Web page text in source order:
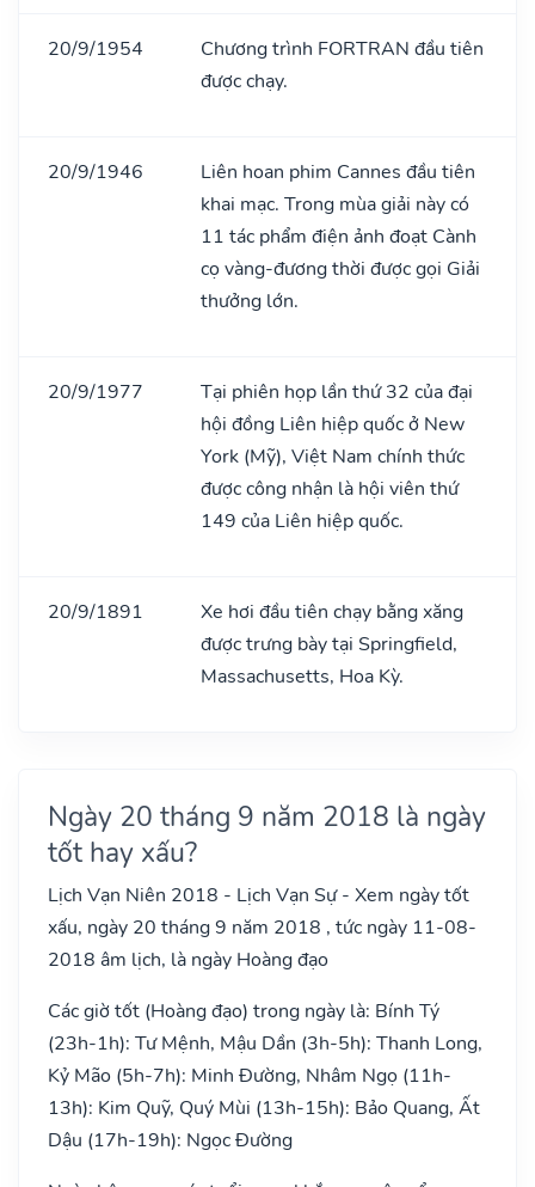
20/9/1954
Chương trình FORTRAN đầu tiên
được chạy.
20/9/1946
Liên hoan phim Cannes đầu tiên
khai mạc. Trong mùa giải này có
11 tác phẩm điện ảnh đoạt Cành
cọ vàng-đương thời được gọi Giải
thưởng lớn.
20/9/1977
Tại phiên họp lần thứ 32 của đại
hội đồng Liên hiệp quốc ở New
York (Mỹ), Việt Nam chính thức
được công nhận là hội viên thứ
149 của Liên hiệp quốc.
20/9/1891
Xe hơi đầu tiên chạy bằng xăng
được trưng bày tại Springfield,
Massachusetts, Hoa Kỳ.
Ngày 20 tháng 9 năm 2018 là ngày
tốt hay xấu?
Lịch Vạn Niên 2018 - Lịch Vạn Sự - Xem ngày tốt
xấu, ngày 20 tháng 9 năm 2018 , tức ngày 11-08-
2018 âm lịch, là ngày Hoàng đạo
Các giờ tốt (Hoàng đạo) trong ngày là: Bính Tý
(23h-1h): Tư Mệnh, Mậu Dần (3h-5h): Thanh Long,
Kỷ Mão (5h-7h): Minh Đường, Nhâm Ngọ (11h-
13h): Kim Quỹ, Quý Mùi (13h-15h): Bảo Quang, Ất
Dậu (17h-19h): Ngọc Đường